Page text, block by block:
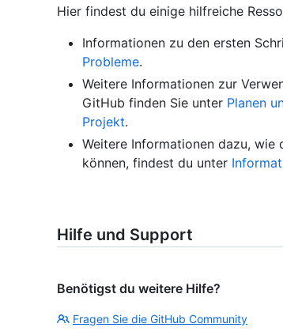
Hier findest du einige hilfreiche
Informationen zu den ersten
Probleme.
Weitere Informationen zur
GitHub finden Sie unter Planen
Projekt.
Weitere Informationen dazu,
können, findest du unter
Hilfe und Support
Benötigst du weitere Hilfe?
Fragen Sie die GitHub Community